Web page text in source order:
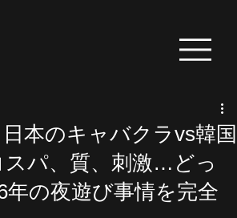
日本のキャバクラvs韓国
スパ、質、刺激…どっ
年の夜遊び事情を完全